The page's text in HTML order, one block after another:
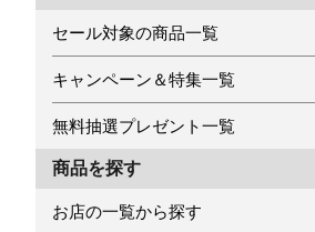
セール対象の商品一覧
キャンペーン＆特集一覧
無料抽選プレゼント一覧
商品を探す
お店の一覧から探す